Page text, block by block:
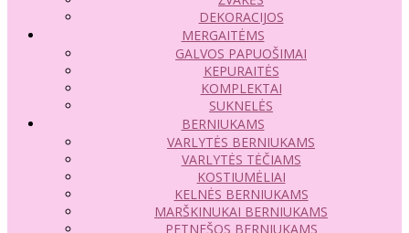
DEKORACIJOS
MERGAITĖMS
GALVOS PAPUOŠIMAI
KEPURAITĖS
KOMPLEKTAI
SUKNELĖS
BERNIUKAMS
VARLYTĖS BERNIUKAMS
VARLYTĖS TĖČIAMS
KOSTIUMĖLIAI
KELNĖS BERNIUKAMS
MARŠKINUKAI BERNIUKAMS
PETNEŠOS BERNIUKAMS